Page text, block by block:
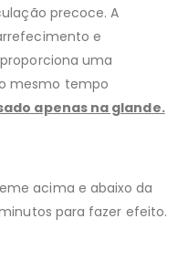
precoce. A
e
uma
mesmo tempo
apenas na glande.
acima e abaixo da
para fazer efeito.